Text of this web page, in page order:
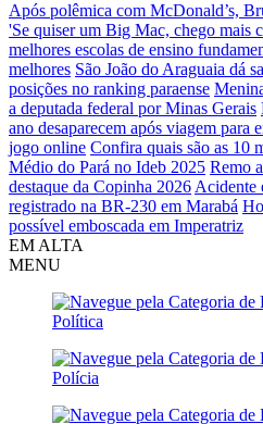
Após polêmica com McDonald’s,
'Se quiser um Big Mac, chego mais
melhores escolas de ensino
melhores São João do Araguaia dá
posições no ranking paraense
a deputada federal por Minas Gerais
ano desaparecem após viagem para
jogo online Confira quais são as 10
Médio do Pará no Ideb 2025 Remo
destaque da Copinha 2026 Acidente
registrado na BR-230 em Marabá
possível emboscada em Imperatriz
EM ALTA
MENU
Política
Polícia